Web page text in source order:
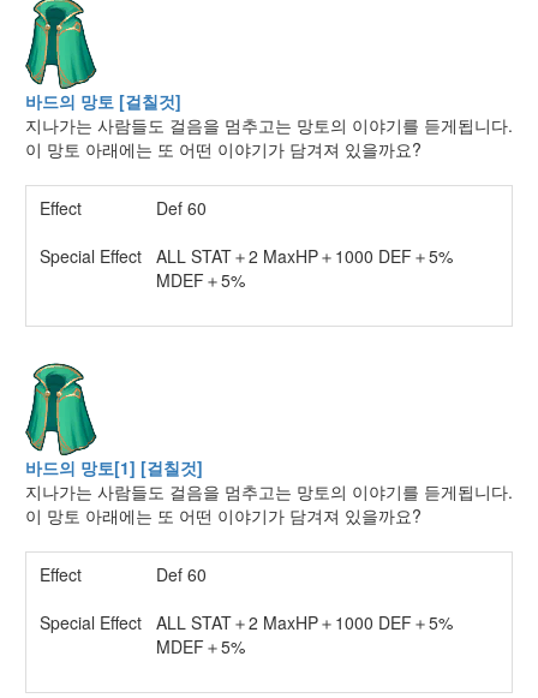
바드의 망토 [걸칠것]
지나가는 사람들도 걸음을 멈추고는 망토의 이야기를 듣게됩니다.
이 망토 아래에는 또 어떤 이야기가 담겨져 있을까요?
Effect
Def 60
Special Effect ALL STAT＋2 MaxHP＋1000 DEF＋5%
MDEF＋5%
바드의 망토[1] [걸칠것]
지나가는 사람들도 걸음을 멈추고는 망토의 이야기를 듣게됩니다.
이 망토 아래에는 또 어떤 이야기가 담겨져 있을까요?
Effect
Def 60
Special Effect ALL STAT＋2 MaxHP＋1000 DEF＋5%
MDEF＋5%